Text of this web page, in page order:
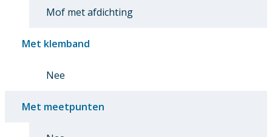
Mof met afdichting
Met klemband
Nee
Met meetpunten